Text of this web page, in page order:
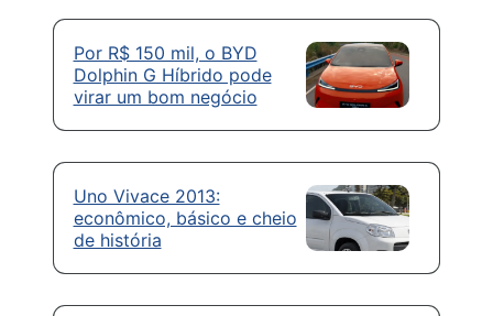
Por R$ 150 mil, o BYD
Dolphin G Híbrido pode
virar um bom negócio
Uno Vivace 2013:
econômico, básico e cheio
de história